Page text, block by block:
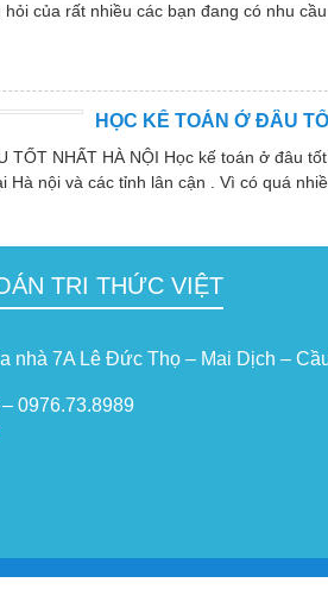
của rất nhiều các bạn đang có nhu
HỌC KẾ TOÁN Ở ĐÂU
TỐT NHẤT HÀ NỘI Học kế toán ở đâu
Hà nội và các tỉnh lân cận . Vì có quá
TRI THỨC VIỆT
nhà 7A Lê Đức Thọ – Mai Dịch –
0976.73.8989